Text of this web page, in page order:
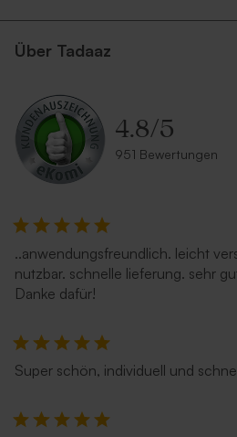
Über Tadaaz
4.8/5
951 Bewertungen
..anwendungsfreundlich. leicht
nutzbar. schnelle lieferung. sehr
Danke dafür!
Super schön, individuell und